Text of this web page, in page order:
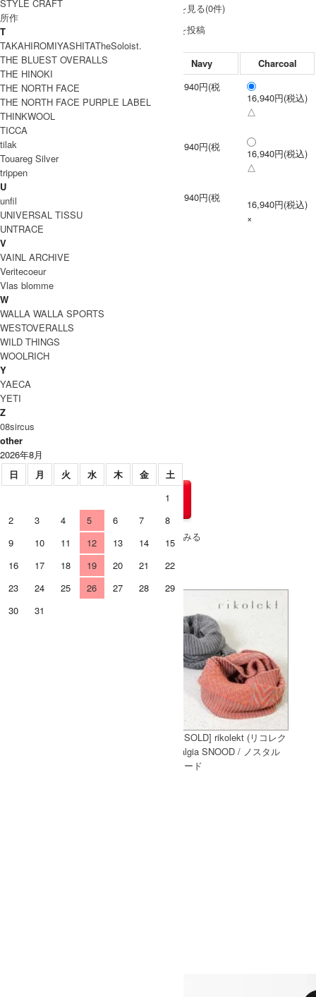
レビューを見る(0件)
レビューを投稿
Navy Charcoal
16,940円(税
16,940円(税込)
△
16,940円(税
16,940円(税込)
△
16,940円(税
16,940円(税込)
×
» もうすこしCURLY (カーリー)のアイテムをみる
[THANK SOLD] rikolekt (リコレク
ト) nostalgia SNOOD / ノスタル
ジアスヌード
STYLE CRAFT
所作
T
TAKAHIROMIYASHITATheSoloist.
THE BLUEST OVERALLS
THE HINOKI
THE NORTH FACE
THE NORTH FACE PURPLE LABEL
THINKWOOL
TICCA
tilak
Touareg Silver
trippen
U
unfil
UNIVERSAL TISSU
UNTRACE
V
VAINL ARCHIVE
Veritecoeur
Vlas blomme
W
WALLA WALLA SPORTS
WESTOVERALLS
WILD THINGS
WOOLRICH
Y
YAECA
YETI
Z
08sircus
other
2026年8月
日
月 火 水 木 金
土
1
2
3 4 5 6 7
8
9
10 11 12 13 14
15
16
17 18 19 20 21
22
23
24 25 26 27 28
29
30
31